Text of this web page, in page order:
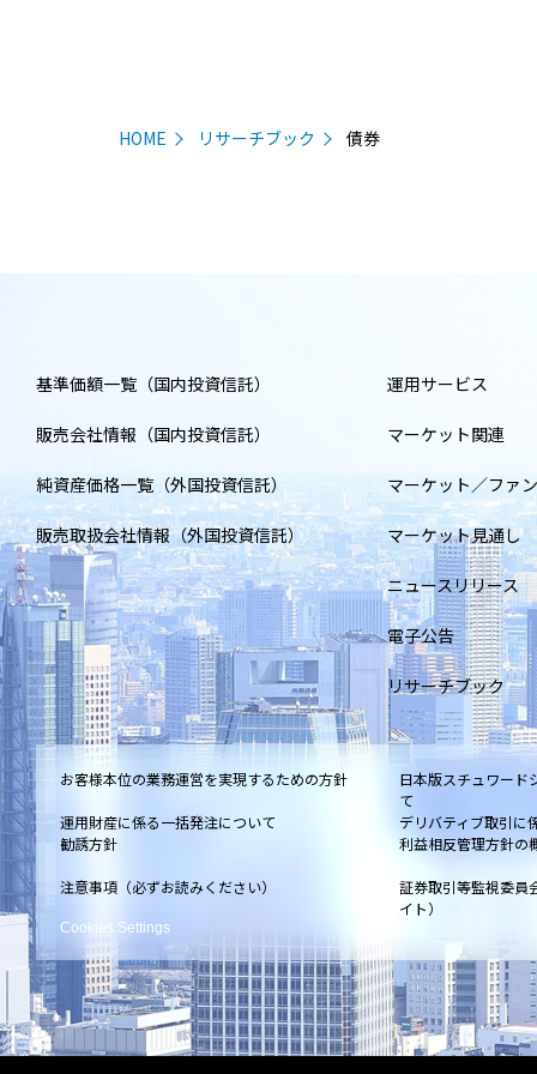
HOME リサーチブック 債券
基準価額一覧（国内投資信託）
販売会社情報（国内投資信託）
純資産価格一覧（外国投資信託）
販売取扱会社情報（外国投資信託）
運用サービス
マーケット関連
マーケット／ファ
マーケット見通し
ニュースリリース
電子公告
リサーチブック
お客様本位の業務運営を実現するための方針
日本版スチュワード
て
運用財産に係る一括発注について
デリバティブ取引に
勧誘方針
利益相反管理方針の
注意事項（必ずお読みください）
証券取引等監視委員
イト）
Cookies Settings